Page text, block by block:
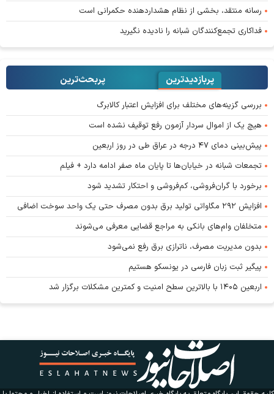
رسانه منتقد، بخشی از نظام هشداردهنده حکمرانی است
فداکاری تجمع‌کنندگان شبانه را نادیده نگیرید
پربازدیدترین پربحث‌ترین‌
بررسی گزینه‌های مختلف برای افزایش اعتبار کالابرگ
هیچ یک از اموال سردار آزمون رفع توقیف نشده است
پیش‌بینی دمای ۴۷ درجه در عراق طی در روز اربعین
تجمعات شبانه در خیابان‌ها تا پایان ماه صفر ادامه دارد + فیلم
برخورد با گران‌فروشی، کم‌فروشی و احتکار تشدید شود
افزایش ۲۹۲ مگاواتی تولید برق بدون مصرف حتی یک واحد سوخت اضافی
متخلفان وام‌های بانکی به مراجع قضایی معرفی می‌شوند
بدون مدیریت مصرف، ناترازی برق رفع نمی‌شود
پیگیر ثبت زبان فارسی در یونسکو هستیم
اربعین ۱۴۰۵ با بالاترین سطح امنیت و کمترین مشکلات برگزار شد